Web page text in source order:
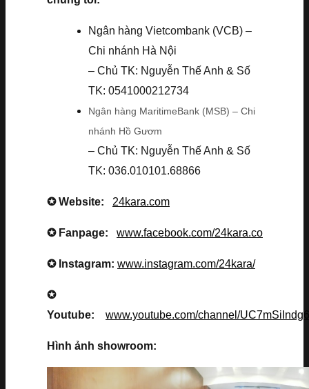
Ngân hàng Vietcombank (VCB) –
Chi nhánh Hà Nội
– Chủ TK: Nguyễn Thế Anh & Số
TK: 0541000212734
Ngân hàng MaritimeBank (MSB) – Chi
nhánh Hồ Gươm
– Chủ TK: Nguyễn Thế Anh & Số
TK: 036.010101.68866
✪ Website: 24kara.com
✪ Fanpage: www.facebook.com/24kara.co
✪ Instagram: www.instagram.com/24kara/
✪
Youtube: www.youtube.com/channel/
Hình ảnh showroom: